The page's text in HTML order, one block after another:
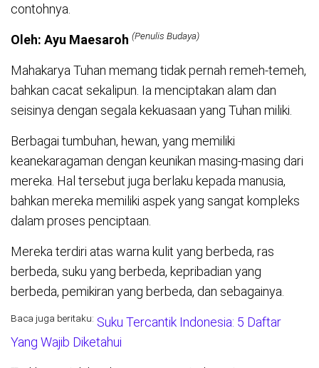
contohnya.
Oleh: Ayu Maesaroh (Penulis Budaya)
Mahakarya Tuhan memang tidak pernah remeh-temeh,
bahkan cacat sekalipun. Ia menciptakan alam dan
seisinya dengan segala kekuasaan yang Tuhan miliki.
Berbagai tumbuhan, hewan, yang memiliki
keanekaragaman dengan keunikan masing-masing dari
mereka. Hal tersebut juga berlaku kepada manusia,
bahkan mereka memiliki aspek yang sangat kompleks
dalam proses penciptaan.
Mereka terdiri atas warna kulit yang berbeda, ras
berbeda, suku yang berbeda, kepribadian yang
berbeda, pemikiran yang berbeda, dan sebagainya.
Baca juga beritaku: Suku Tercantik Indonesia: 5 Daftar
Yang Wajib Diketahui